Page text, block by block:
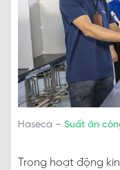
Haseca – Suất ăn
Trong hoạt động